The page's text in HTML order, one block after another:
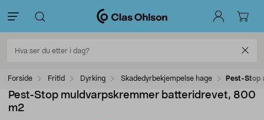
Forside Fritid Dyrking Skadedyrbekjempelse hage Pest-Stop
Pest-Stop muldvarpskremmer batteridrevet, 800
m2